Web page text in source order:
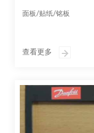
面板/贴纸/铭板
查看更多